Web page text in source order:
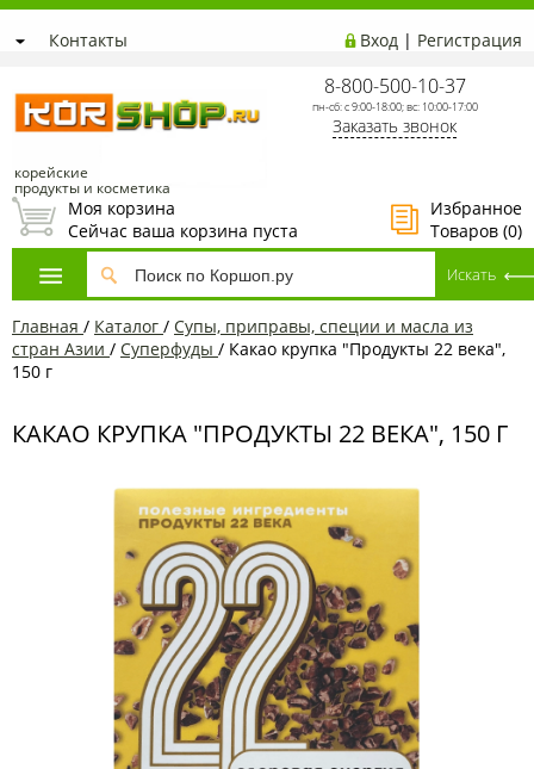
Контакты Вход | Регистрация
корейские
продукты и косметика
8-800-500-10-37
пн-сб: с 9:00-18:00; вс: 10:00-17:00
Заказать звонок
Избранное
Товаров (0)
Моя корзина
Сейчас ваша корзина пуста
Главная / Каталог / Супы, приправы, специи и масла из
стран Азии / Суперфуды / Какао крупка "Продукты 22 века",
150 г
КАКАО КРУПКА "ПРОДУКТЫ 22 ВЕКА", 150 Г